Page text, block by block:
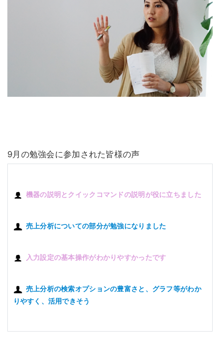
9月の勉強会に参加された皆様の声
機器の説明とクイックコマンドの説明が役に立ちました
売上分析についての部分が勉強になりました
入力設定の基本操作がわかりやすかったです
売上分析の検索オプションの豊富さと、グラフ等がわか
りやすく、活用できそう